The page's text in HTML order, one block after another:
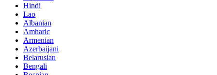
Hindi
Lao
Albanian
Amharic
Armenian
Azerbaijani
Belarusian
Bengali